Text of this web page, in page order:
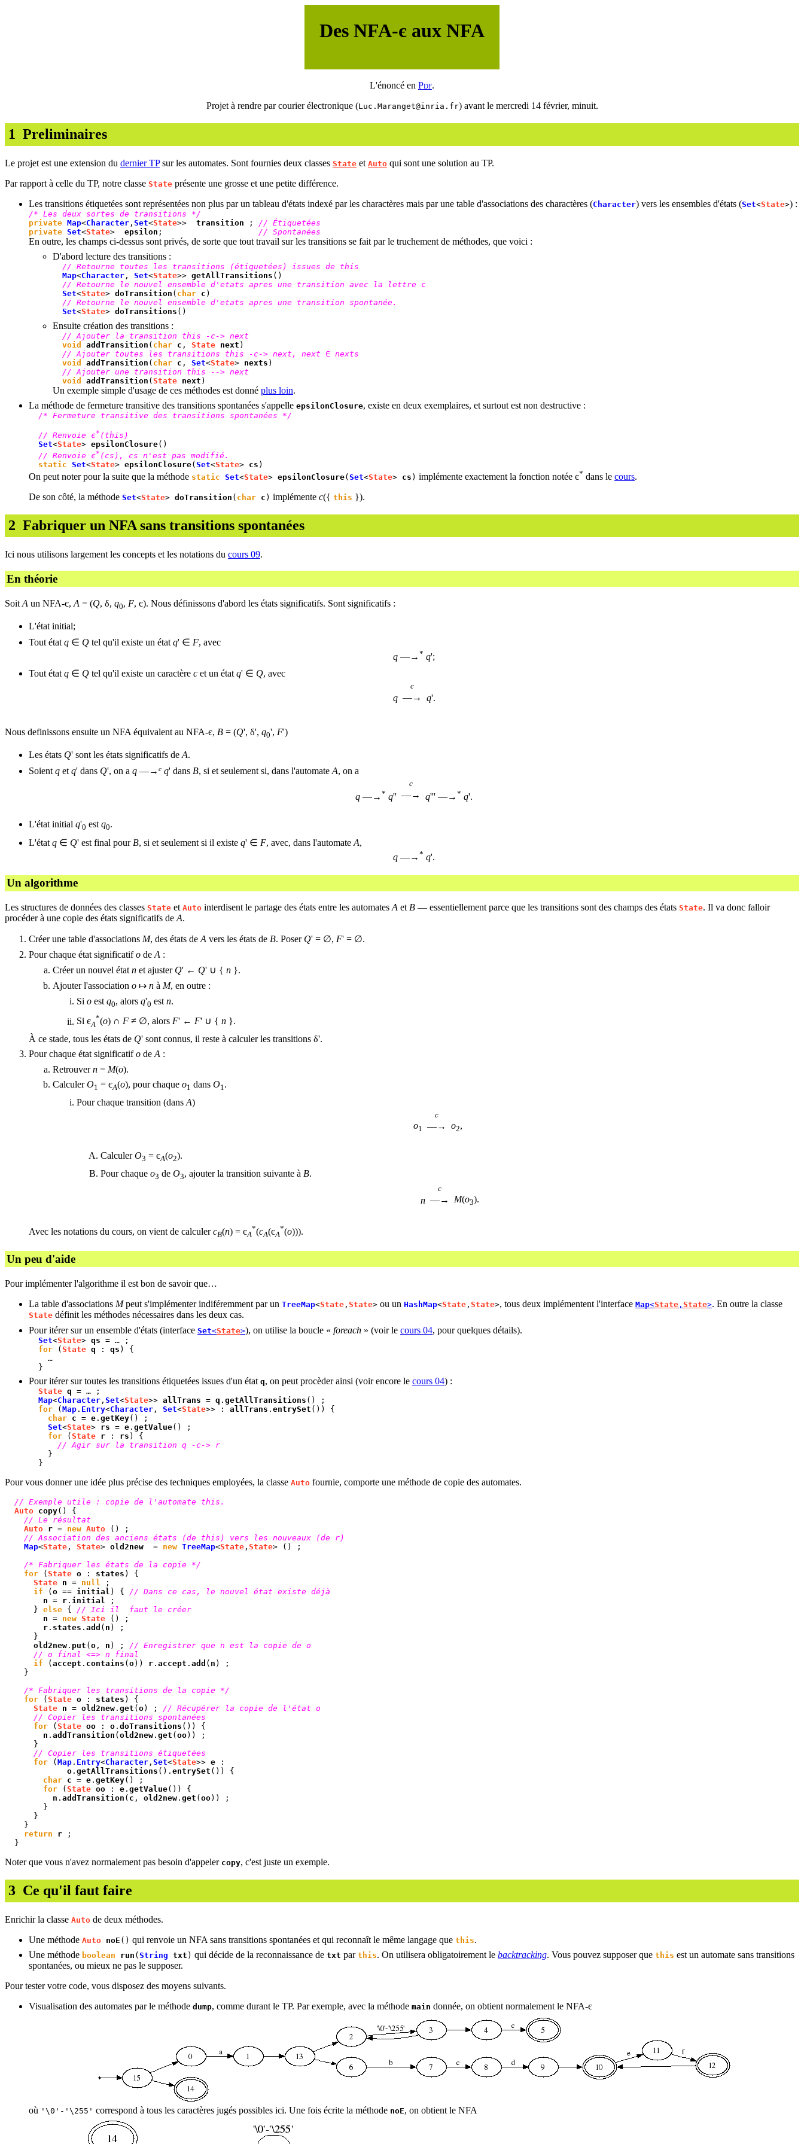
Des NFA-є aux NFA
L'énoncé en Pdf.
Projet à rendre par courier électronique (Luc.Maranget@inria.fr) avant le mercredi 14 février, minuit.
1 Preliminaires
Le projet est une extension du dernier TPsur les automates. Sont fournies deux classes State et Auto qui sont une solution au TP.
Par rapport à celle du TP, notre classe State présente une grosse et une petite différence.
Les transitions étiquetées sont représentées non plus par un tableau d'états indexé par les charactères mais par une table d'associations des charactères (Character) vers les ensembles d'états (Set<State>) :
/* Les deux sortes de transitions */
private Map<Character , Set<State>> transition ; // Étiquetées
private Set<State> epsilon ; // Spontanées
En outre, les champs ci-dessus sont privés, de sorte que tout travail sur les transitions se fait par le truchement de méthodes, que voici :
D'abord lecture des transitions :
// Retourne toutes les transitions (étiquetées) issues de this
Map<Character , Set<State>> getAllTransitions ()
// Retourne le nouvel ensemble d'etats apres une transition avec la lettre c
Set<State> doTransition ( char c )
// Retourne le nouvel ensemble d'etats apres une transition spontanée.
Set<State> doTransitions ()
Ensuite création des transitions :
// Ajouter la transition this -c-> next
void
addTransition ( char c , State next )
// Ajouter toutes les transitions this -c-> next, next ∈ nexts
void
addTransition ( char c , Set<State> nexts )
// Ajouter une transition this --> next
void
addTransition (State next )
Un exemple simple d'usage de ces méthodes est donné plus loin.
La méthode de fermeture transitive des transitions spontanées s'appelle epsilonClosure, existe en deux exemplaires, et surtout est non destructive :
/* Fermeture transitive des transitions spontanées */
// Renvoie є* (this)
Set<State> epsilonClosure()
// Renvoie є* (cs), cs n'est pas modifié.
static Set<State> epsilonClosure(Set<State> cs )
On peut noter pour la suite que la méthode static Set<State> epsilonClosure( Set<State> cs ) implémente exactement la fonction notée є* dans le cours.
De son côté, la méthode Set<State> doTransition ( char c ) implémente c({ this }).
2 Fabriquer un NFA sans transitions spontanées
Ici nous utilisons largement les concepts et les notations du cours 09.
En théorie
Soit A un NFA-є, A = (Q, δ, q0, F, є). Nous définissons d'abord les états significatifs. Sont significatifs :
L'état initial;
Tout état q ∈ Q tel qu'il existe un état q' ∈ F, avec
q —→ * q';
Tout état q ∈ Q tel qu'il existe un caractère c et un état q' ∈ Q, avec
q
c
—→ q'.
Nous definissons ensuite un NFA équivalent au NFA-є, B = (Q', δ', q0', F')
Les états Q' sont les états significatifs de A.
Soient q et q' dans Q', on a q —→ c q' dans B, si et seulement si, dans l'automate A, on a
q —→ * q''
c
—→ q''' —→ * q'.
L'état initial q'0 est q0.
L'état q ∈ Q' est final pour B, si et seulement si il existe q' ∈ F, avec, dans l'automate A,
q —→ * q'.
Un algorithme
Les structures de données des classes State et Auto interdisent le partage des états entre les automates A et B — essentiellement parce que les transitions sont des champs des états State. Il va donc falloir
procéder à une copie des états significatifs de A.
Créer une table d'associations M, des états de A vers les états de B. Poser Q' = ∅, F' = ∅.
Pour chaque état significatifo de A :
Créer un nouvel état n et ajuster Q' ← Q' ∪ { n }.
Ajouter l'association o ↦ n à M, en outre :
Si o est q0, alors q'0 est n.
Si єA
*(o) ∩ F ≠ ∅, alors F' ← F' ∪ { n }.
À ce stade, tous les états de Q' sont connus, il reste à calculer les transitions δ'.
Pour chaque état significatifo deA :
Retrouvern = M(o).
CalculerO1 = єA(o), pour chaque o1 dans O1.
Pour chaque transition (dans A)
o1
c
—→ o2,
CalculerO3 = єA(o2).
Pour chaque o3 de O3, ajouter la transition suivante à B.
n
c
—→ M(o3).
Avec les notations du cours, on vient de calculercB(n) = єA
*(cA(єA
*(o))).
Un peu d'aide
Pour implémenter l'algorithme il est bon de savoir que…
La table d'associations Mpeut s'implémenter indiféremment par un TreeMap<State , State> ou un HashMap<State , State>, tous deux implémentent l'interface Map<State , State>. En outre la classe
State définit les méthodes nécessaires dans les deux cas.
Pour itérer sur un ensemble d'états (interface Set<State>), on utilise la boucle « foreach » (voir le cours 04, pour quelques détails).
Set<State> qs = … ;
for (State q : qs ) {
…
}
Pour itérer sur toutes les transitions étiquetées issues d'un état q, on peut procèder ainsi (voir encore le cours 04) :
State q = … ;
Map<Character , Set<State>> allTrans = q . getAllTransitions () ;
for ( Map . Entry<Character , Set<State>> : allTrans . entrySet ()) {
char c = e . getKey() ;
Set<State> rs = e . getValue() ;
for ( State r : rs ) {
// Agir sur la transition q -c-> r
}
}
Pour vous donner une idée plus précise des techniques employées, la classe Auto fournie, comporte une méthode de copie des automates.
// Exemple utile : copie de l'automate this.
Auto copy() {
// Le résultat
Auto r = new Auto () ;
// Association des anciens états (de this) vers les nouveaux (de r)
Map<State , State> old2new = new TreeMap<State , State> () ;
/* Fabriquer les états de la copie */
for ( State o : states ) {
State n = null
;
if ( o == initial ) { // Dans ce cas, le nouvel état existe déjà
n = r . initial
;
} else { // Ici il faut le créer
n = new State () ;
r . states . add ( n ) ;
}
old2new . put ( o , n ) ; // Enregistrer que n est la copie de o
// o final <=> n final
if ( accept . contains ( o)) r . accept . add ( n ) ;
}
/* Fabriquer les transitions de la copie */
for ( State o : states ) {
State n = old2new . get ( o) ; // Récupérer la copie de l'état o
// Copier les transitions spontanées
for ( State oo : o . doTransitions ()) {
n . addTransition ( old2new . get ( oo)) ;
}
// Copier les transitions étiquetées
for ( Map . Entry<Character , Set<State>> e :
o . getAllTransitions (). entrySet ()) {
char c = e . getKey() ;
for ( State oo : e . getValue()) {
n . addTransition ( c , old2new . get ( oo)) ;
}
}
}
return
r ;
}
Noter que vous n'avez normalement pas besoin d'appeler copy, c'est juste un exemple.
3Ce qu'il faut faire
Enrichir la classe Auto de deux méthodes.
Une méthode Auto noE () qui renvoie un NFA sans transitions spontanées et qui reconnaît le même langage que this.
Une méthode boolean run ( String txt ) qui décide de la reconnaissance de txt par this. On utilisera obligatoirement le backtracking. Vous pouvez supposer que this est un automate sans transitions
spontanées, ou mieux ne pas le supposer.
Pour tester votre code, vous disposez des moyens suivants.
Visualisation des automates par le méthode dump, comme durant le TP. Par exemple, avec la méthode main donnée, on obtient normalement le NFA-є
où '\0'-'\255' correspond à tous les caractères jugés possibles ici. Une fois écrite la méthode noE, on obtient le NFA